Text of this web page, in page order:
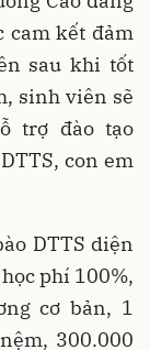
cam kết đảm
sau khi tốt
sinh viên sẽ
trợ đào tạo
con em
DTTS diện
phí 100%,
cơ bản, 1
300.000